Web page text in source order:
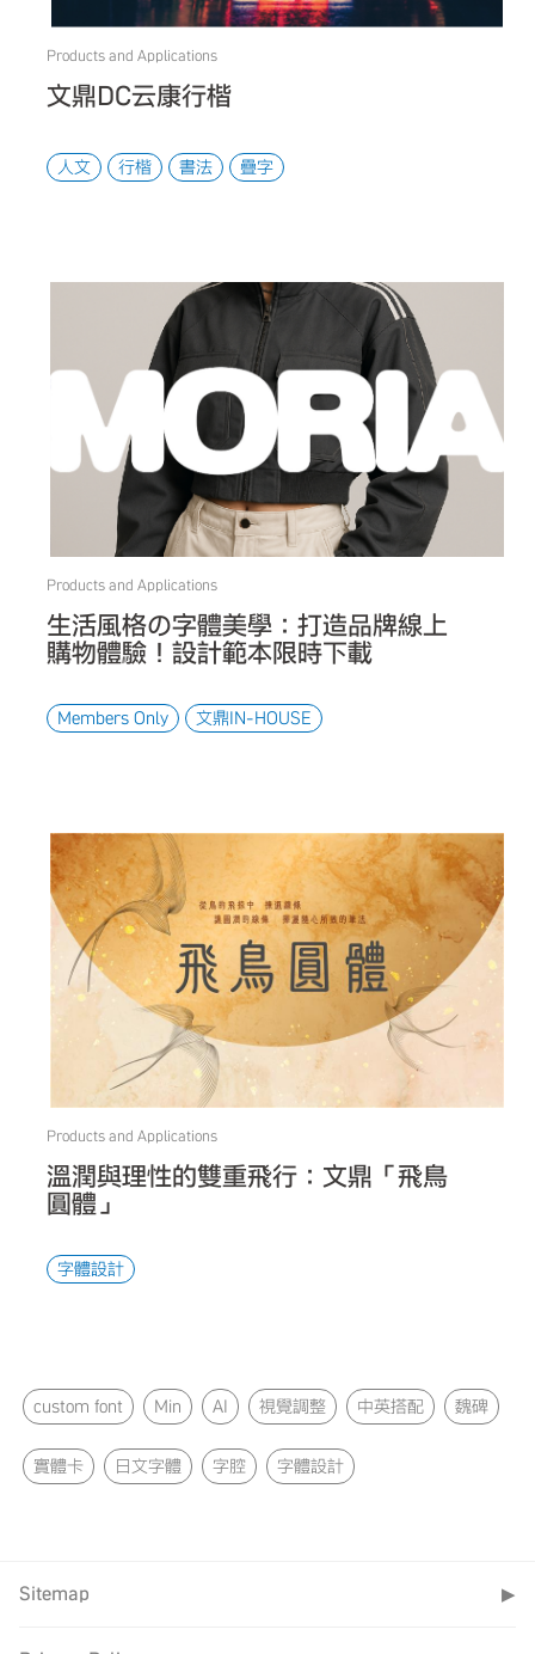
Products and Applications
文鼎DC云康行楷
人文 行楷 書法 疊字
Products and Applications
生活風格の字體美學：打造品牌線上
購物體驗！設計範本限時下載
Members Only 文鼎IN-HOUSE
Products and Applications
溫潤與理性的雙重飛行：文鼎「飛鳥
圓體」
字體設計
custom font Min AI 視覺調整 中英搭配 魏碑
實體卡 日文字體 字腔 字體設計
Sitemap ▶